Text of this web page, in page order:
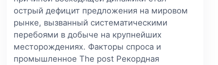
острый дефицит предложения на мировом
рынке, вызванный систематическими
перебоями в добыче на крупнейших
месторождениях. Факторы спроса и
промышленное The post Рекордная